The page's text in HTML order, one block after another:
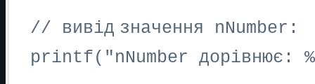
// вивід значення nNumber:
printf("nNumber дорівнює :